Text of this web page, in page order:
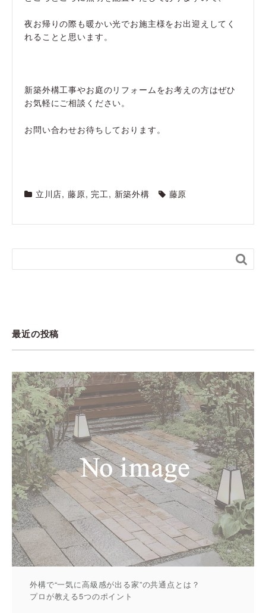
夜お帰りの際も暖かい光でお施主様をお出迎えしてく
れることと思います。
新築外構工事やお庭のリフォームをお考えの方はぜひ
お気軽にご相談ください。
お問い合わせお待ちしております。
立川店, 藤原, 完工, 新築外構 藤原

最近の投稿
外構で“一気に高級感が出る家”の共通点とは？
プロが教える5つのポイント